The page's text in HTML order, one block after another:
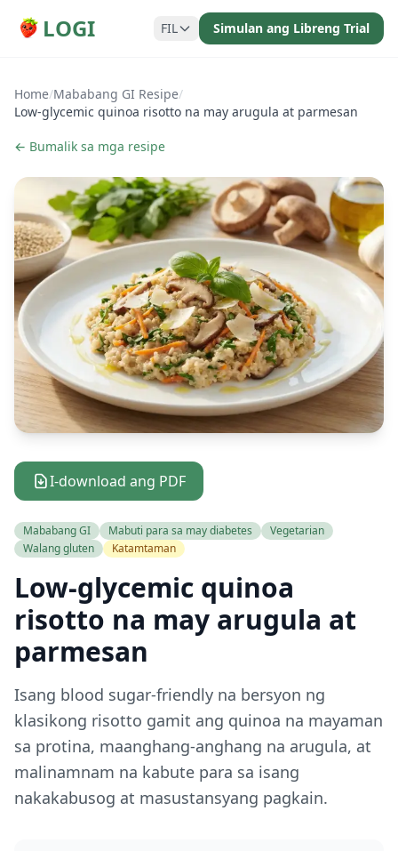
LOGI FIL Simulan ang Libreng Trial
Home/Mababang GI Resipe/
Low-glycemic quinoa risotto na may arugula at parmesan
← Bumalik sa mga resipe
I-download ang PDF
Mababang GI Mabuti para sa may diabetes
Vegetarian
Walang gluten
Katamtaman
Low-glycemic quinoa
risotto na may arugula at
parmesan
Isang blood sugar-friendly na bersyon ng
klasikong risotto gamit ang quinoa na mayaman
sa protina, maanghang-anghang na arugula, at
malinamnam na kabute para sa isang
nakakabusog at masustansyang pagkain.